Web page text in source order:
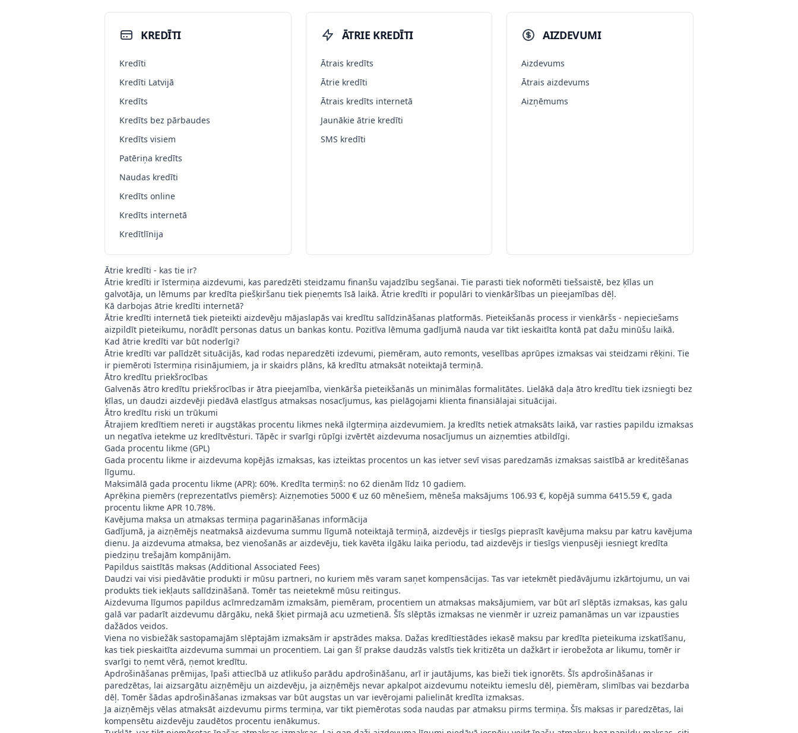
KREDĪTI
Kredīti
Kredīti Latvijā
Kredīts
Kredīts bez pārbaudes
Kredīts visiem
Patēriņa kredīts
Naudas kredīti
Kredīts online
Kredīts internetā
Kredītlīnija
ĀTRIE KREDĪTI
Ātrais kredīts
Ātrie kredīti
Ātrais kredīts internetā
Jaunākie ātrie kredīti
SMS kredīti
AIZDEVUMI
Aizdevums
Ātrais aizdevums
Aizņēmums
Ātrie kredīti - kas tie ir?
Ātrie kredīti ir īstermiņa aizdevumi, kas paredzēti steidzamu finanšu vajadzību segšanai. Tie parasti tiek noformēti tiešsaistē, bez ķīlas un
galvotāja, un lēmums par kredīta piešķiršanu tiek pieņemts īsā laikā. Ātrie kredīti ir populāri to vienkāršības un pieejamības dēļ.
Kā darbojas ātrie kredīti internetā?
Ātrie kredīti internetā tiek pieteikti aizdevēju mājaslapās vai kredītu salīdzināšanas platformās. Pieteikšanās process ir vienkāršs - nepieciešams
aizpildīt pieteikumu, norādīt personas datus un bankas kontu. Pozitīva lēmuma gadījumā nauda var tikt ieskaitīta kontā pat dažu minūšu laikā.
Kad ātrie kredīti var būt noderīgi?
Ātrie kredīti var palīdzēt situācijās, kad rodas neparedzēti izdevumi, piemēram, auto remonts, veselības aprūpes izmaksas vai steidzami rēķini. Tie
ir piemēroti īstermiņa risinājumiem, ja ir skaidrs plāns, kā kredītu atmaksāt noteiktajā termiņā.
Ātro kredītu priekšrocības
Galvenās ātro kredītu priekšrocības ir ātra pieejamība, vienkārša pieteikšanās un minimālas formalitātes. Lielākā daļa ātro kredītu tiek izsniegti bez
ķīlas, un daudzi aizdevēji piedāvā elastīgus atmaksas nosacījumus, kas pielāgojami klienta finansiālajai situācijai.
Ātro kredītu riski un trūkumi
Ātrajiem kredītiem nereti ir augstākas procentu likmes nekā ilgtermiņa aizdevumiem. Ja kredīts netiek atmaksāts laikā, var rasties papildu izmaksas
un negatīva ietekme uz kredītvēsturi. Tāpēc ir svarīgi rūpīgi izvērtēt aizdevuma nosacījumus un aizņemties atbildīgi.
Gada procentu likme (GPL)
Gada procentu likme ir aizdevuma kopējās izmaksas, kas izteiktas procentos un kas ietver sevī visas paredzamās izmaksas saistībā ar kreditēšanas
līgumu.
Maksimālā gada procentu likme (APR): 60%. Kredīta termiņš: no 62 dienām līdz 10 gadiem.
Aprēķina piemērs (reprezentatīvs piemērs): Aizņemoties 5000 € uz 60 mēnešiem, mēneša maksājums 106.93 €, kopējā summa 6415.59 €, gada
procentu likme APR 10.78%.
Kavējuma maksa un atmaksas termiņa pagarināšanas informācija
Gadījumā, ja aizņēmējs neatmaksā aizdevuma summu līgumā noteiktajā termiņā, aizdevējs ir tiesīgs pieprasīt kavējuma maksu par katru kavējuma
dienu. Ja aizdevuma atmaksa, bez vienošanās ar aizdevēju, tiek kavēta ilgāku laika periodu, tad aizdevējs ir tiesīgs vienpusēji iesniegt kredīta
piedziņu trešajām kompānijām.
Papildus saistītās maksas (Additional Associated Fees)
Daudzi vai visi piedāvātie produkti ir mūsu partneri, no kuriem mēs varam saņet kompensācijas. Tas var ietekmēt piedāvājumu izkārtojumu, un vai
produkts tiek iekļauts salīdzināšanā. Tomēr tas neietekmē mūsu reitingus.
Aizdevuma līgumos papildus acīmredzamām izmaksām, piemēram, procentiem un atmaksas maksājumiem, var būt arī slēptās izmaksas, kas galu
galā var padarīt aizdevumu dārgāku, nekā šķiet pirmajā acu uzmetienā. Šīs slēptās izmaksas ne vienmēr ir uzreiz pamanāmas un var izpausties
dažādos veidos.
Viena no visbiežāk sastopamajām slēptajām izmaksām ir apstrādes maksa. Dažas kredītiestādes iekasē maksu par kredīta pieteikuma izskatīšanu,
kas tiek pieskaitīta aizdevuma summai un procentiem. Lai gan šī prakse daudzās valstīs tiek kritizēta un dažkārt ir ierobežota ar likumu, tomēr ir
svarīgi to ņemt vērā, ņemot kredītu.
Apdrošināšanas prēmijas, īpaši attiecībā uz atlikušo parādu apdrošināšanu, arī ir jautājums, kas bieži tiek ignorēts. Šīs apdrošināšanas ir
paredzētas, lai aizsargātu aizņēmēju un aizdevēju, ja aizņēmējs nevar apkalpot aizdevumu noteiktu iemeslu dēļ, piemēram, slimības vai bezdarba
dēļ. Tomēr šādas apdrošināšanas izmaksas var būt augstas un var ievērojami palielināt kredīta izmaksas.
Ja aizņēmējs vēlas atmaksāt aizdevumu pirms termiņa, var tikt piemērotas soda naudas par atmaksu pirms termiņa. Šīs maksas ir paredzētas, lai
kompensētu aizdevēju zaudētos procentu ienākumus.